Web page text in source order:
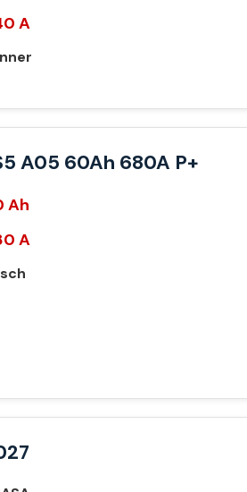
A
A05 60Ah 680A P+
Ah
A